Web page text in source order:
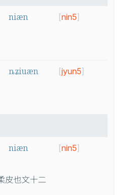
niæn [nin5]
ȵʑiuæn [jyun5]
niæn [nin5]
皮也文十二